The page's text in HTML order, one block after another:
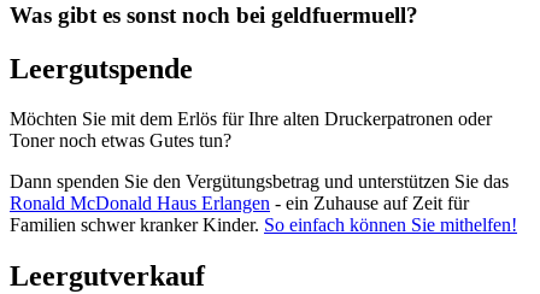
Was gibt es sonst noch bei geldfuermuell?
Leergutspende
Möchten Sie mit dem Erlös für Ihre alten Druckerpatronen oder
Toner noch etwas Gutes tun?
Dann spenden Sie den Vergütungsbetrag und unterstützen Sie das
Ronald McDonald Haus Erlangen - ein Zuhause auf Zeit für
Familien schwer kranker Kinder. So einfach können Sie mithelfen!
Leergutverkauf